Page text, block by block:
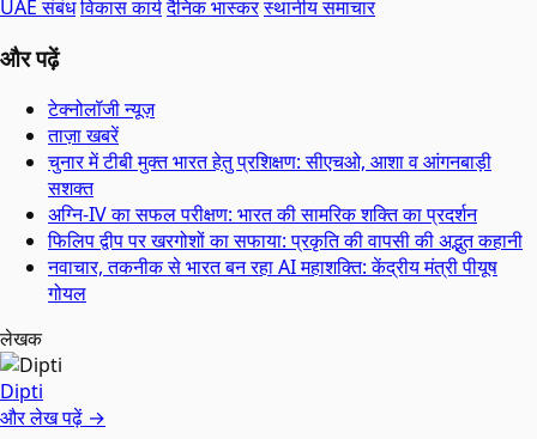
UAE संबंधविकास कार्यदैनिक भास्करस्थानीय समाचार
और पढ़ें
टेक्नोलॉजी न्यूज़
ताज़ा खबरें
चुनार में टीबी मुक्त भारत हेतु प्रशिक्षण: सीएचओ, आशा व आंगनबाड़ी
सशक्त
अग्नि-IV का सफल परीक्षण: भारत की सामरिक शक्ति का प्रदर्शन
फिलिप द्वीप पर खरगोशों का सफाया: प्रकृति की वापसी की अद्भुत कहानी
नवाचार, तकनीक से भारत बन रहा AI महाशक्ति: केंद्रीय मंत्री पीयूष
गोयल
लेखक
Dipti
और लेख पढ़ें →